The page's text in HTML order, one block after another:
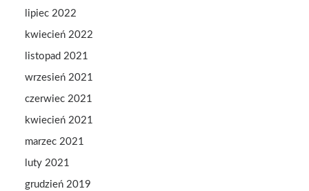
lipiec 2022
kwiecień 2022
listopad 2021
wrzesień 2021
czerwiec 2021
kwiecień 2021
marzec 2021
luty 2021
grudzień 2019